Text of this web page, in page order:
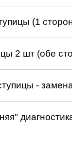
(1
2 шт (обе
-